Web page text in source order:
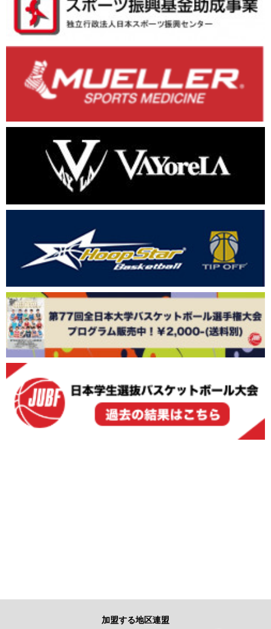
加盟する地区連盟